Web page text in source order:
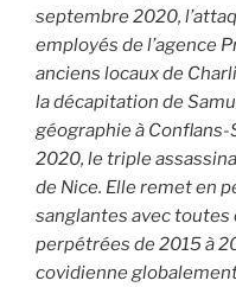
septembre 2020,
employés de l’agence
anciens locaux de
la décapitation de
géographie à
2020, le triple
de Nice. Elle remet en
sanglantes avec
perpétrées de 2015 à
covidienne